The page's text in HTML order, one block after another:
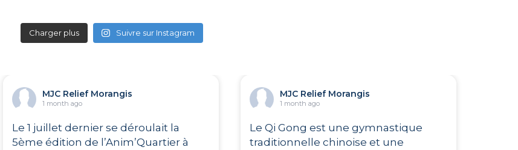
Charger plus Suivre sur Instagram
MJC Relief Morangis
1 month ago
Le 1 juillet dernier se déroulait la
5ème édition de l’Anim’Quartier à
MJC Relief Morangis
1 month ago
Le Qi Gong est une gymnastique
traditionnelle chinoise et une